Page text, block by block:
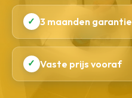
✓ 3 maanden garantie
✓ Vaste prijs vooraf